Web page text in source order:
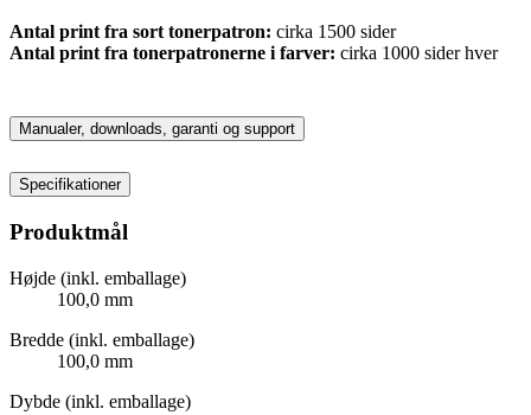
Antal print fra sort tonerpatron: cirka 1500 sider
Antal print fra tonerpatronerne i farver: cirka 1000 sider hver
Manualer, downloads, garanti og support
Specifikationer
Produktmål
Højde (inkl. emballage)
100,0 mm
Bredde (inkl. emballage)
100,0 mm
Dybde (inkl. emballage)